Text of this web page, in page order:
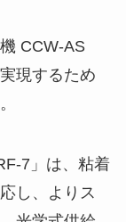
CCW-AS
現するため
7」は、粘着
し、よりス